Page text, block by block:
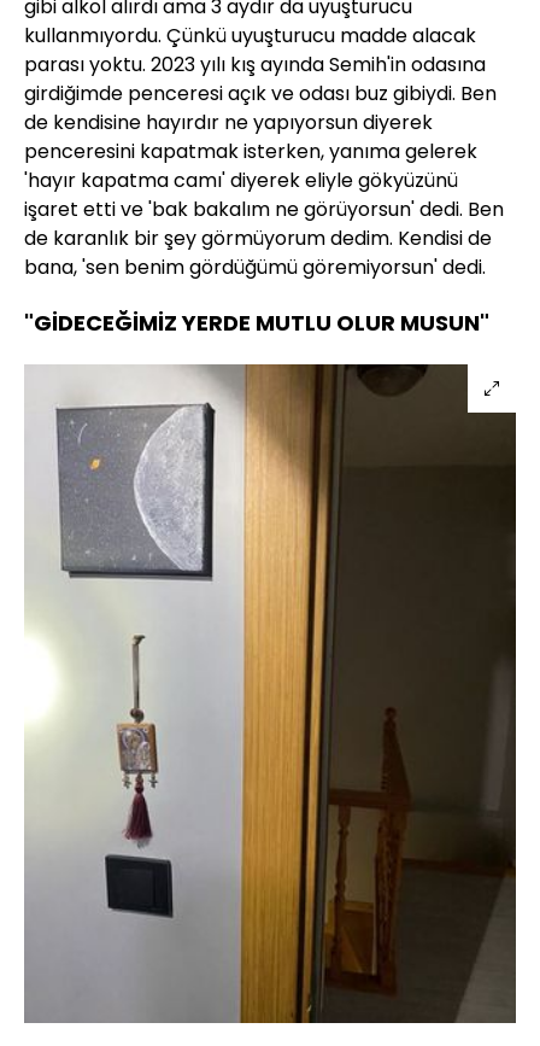
gibi alkol alırdı ama 3 aydır da uyuşturucu
kullanmıyordu. Çünkü uyuşturucu madde alacak
parası yoktu. 2023 yılı kış ayında Semih'in odasına
girdiğimde penceresi açık ve odası buz gibiydi. Ben
de kendisine hayırdır ne yapıyorsun diyerek
penceresini kapatmak isterken, yanıma gelerek
'hayır kapatma camı' diyerek eliyle gökyüzünü
işaret etti ve 'bak bakalım ne görüyorsun' dedi. Ben
de karanlık bir şey görmüyorum dedim. Kendisi de
bana, 'sen benim gördüğümü göremiyorsun' dedi.
"GİDECEĞİMİZ YERDE MUTLU OLUR MUSUN"